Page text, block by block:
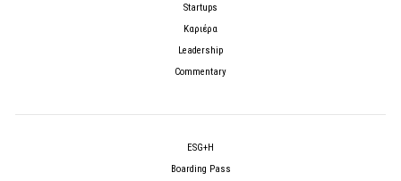
Startups
Καριέρα
Leadership
Commentary
ESG+H
Boarding Pass